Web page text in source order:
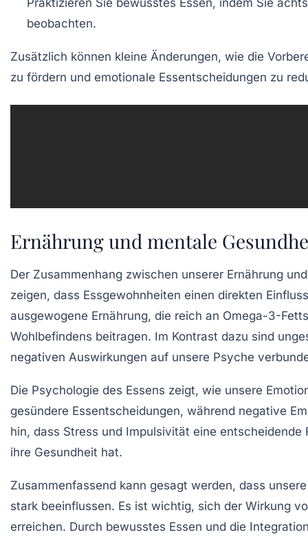
beobachten.
Zusätzlich können kleine Änderungen, wie die
zu fördern und emotionale Essentscheidungen zu
Ernährung und mentale
Der Zusammenhang zwischen unserer Ernährung
zeigen, dass Essgewohnheiten einen direkten
ausgewogene Ernährung, die reich an Omega-3-
Wohlbefindens beitragen. Im Kontrast dazu sind
negativen Auswirkungen auf unsere Psyche
Die Psychologie des Essens zeigt, wie unsere
gesündere Essentscheidungen, während negative
hin, dass Stress und Impulsivität eine
ihre Gesundheit hat.
Zusammenfassend kann gesagt werden, dass
stark beeinflussen. Es ist wichtig, sich der Wirkung
erreichen. Durch bewusstes Essen und die